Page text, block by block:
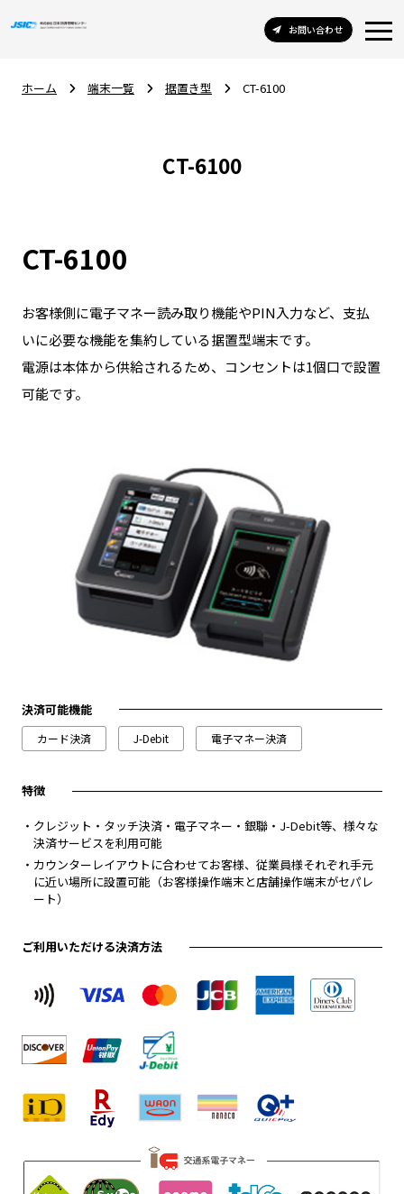
お問い合わせ
ホーム 端末一覧 据置き型 CT-6100
CT-6100
CT-6100
お客様側に電子マネー読み取り機能やPIN入力など、支払
いに必要な機能を集約している据置型端末です。
電源は本体から供給されるため、コンセントは1個口で設置
可能です。
決済可能機能
カード決済 J-Debit 電子マネー決済
特徴
・クレジット・タッチ決済・電子マネー・銀聯・J-Debit等、様々な
決済サービスを利用可能
・カウンターレイアウトに合わせてお客様、従業員様それぞれ手元
に近い場所に設置可能（お客様操作端末と店舗操作端末がセパレ
ート）
ご利用いただける決済方法